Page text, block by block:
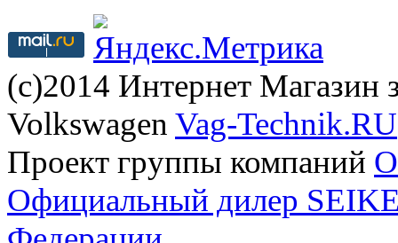
(с)2014 Интернет Магазин
Volkswagen Vag-Technik.RU
Проект группы компаний
Официальный дилер